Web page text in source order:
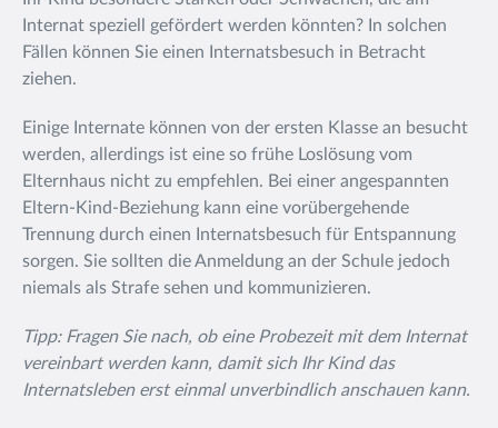
Internat speziell gefördert werden könnten? In solchen
Fällen können Sie einen Internatsbesuch in Betracht
ziehen.
Einige Internate können von der ersten Klasse an besucht
werden, allerdings ist eine so frühe Loslösung vom
Elternhaus nicht zu empfehlen. Bei einer angespannten
Eltern-Kind-Beziehung kann eine vorübergehende
Trennung durch einen Internatsbesuch für Entspannung
sorgen. Sie sollten die Anmeldung an der Schule jedoch
niemals als Strafe sehen und kommunizieren.
Tipp: Fragen Sie nach, ob eine Probezeit mit dem Internat
vereinbart werden kann, damit sich Ihr Kind das
Internatsleben erst einmal unverbindlich anschauen kann.